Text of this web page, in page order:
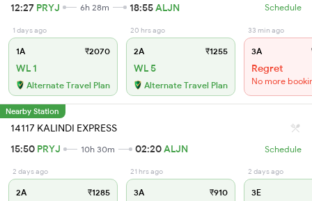
12:27 PRYJ 6h 28m 18:55ALJN Schedule
1 days ago
1A ₹2070
WL 1
Alternate Travel Plan
20 hrs ago
2A ₹1255
WL 5
Alternate Travel Plan
33 min ago
3A
Regret
No more
Nearby Station
14117 KALINDI EXPRESS
15:50 PRYJ 10h 30m 02:20ALJN Schedule
2 days ago
2A ₹1285
21 hrs ago
3A ₹910
2 days ago
3E